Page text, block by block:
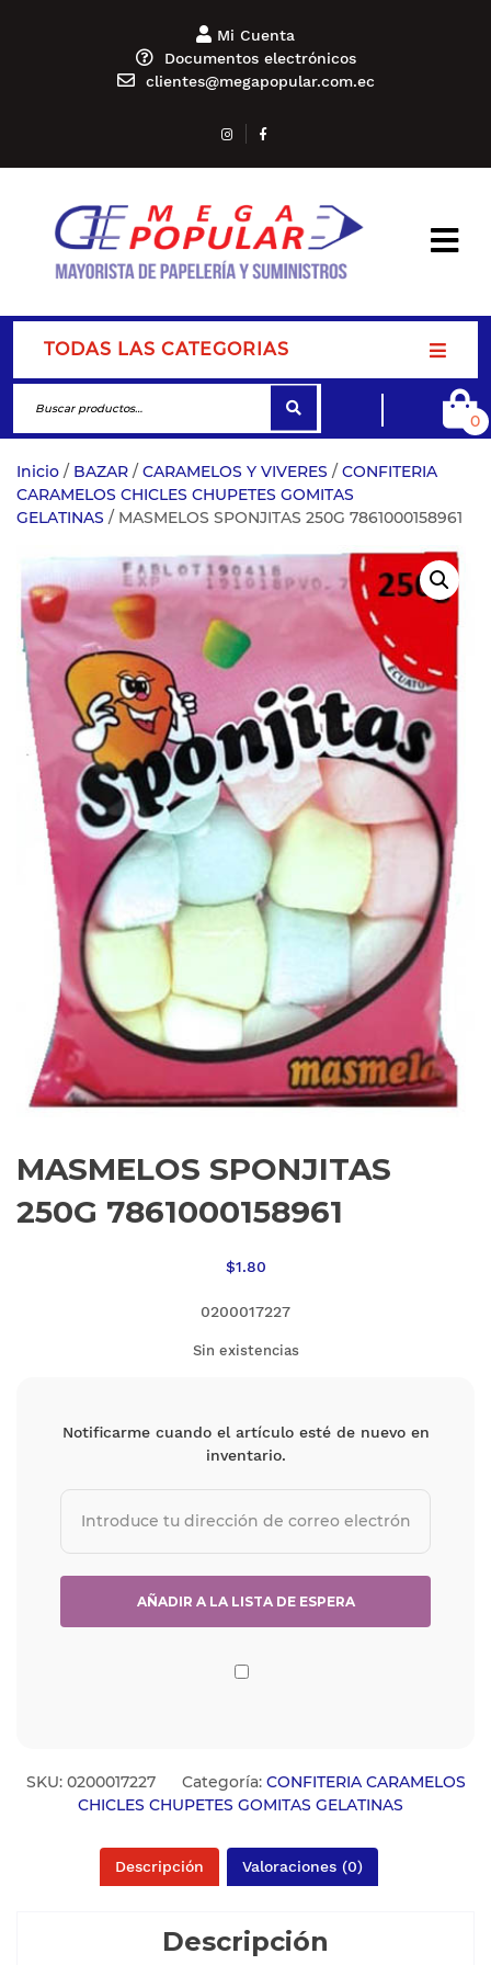
Mi Cuenta
Documentos electrónicos
clientes@megapopular.com.ec
TODAS LAS CATEGORIAS
0
Inicio / BAZAR / CARAMELOS Y VIVERES / CONFITERIA
CARAMELOS CHICLES CHUPETES GOMITAS
GELATINAS / MASMELOS SPONJITAS 250G 7861000158961
MASMELOS SPONJITAS
250G 7861000158961
$1.80
0200017227
Sin existencias
Notificarme cuando el artículo esté de nuevo en
inventario.
SKU: 0200017227 Categoría: CONFITERIA CARAMELOS
CHICLES CHUPETES GOMITAS GELATINAS
Descripción Valoraciones (0)
Descripción